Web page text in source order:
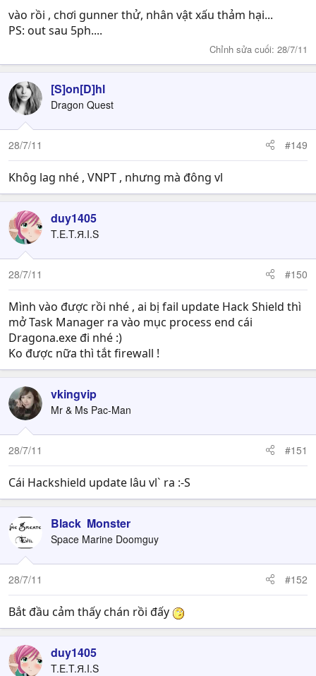
vào rồi , chơi gunner thử, nhân vật xấu thảm hại...
PS: out sau 5ph....
Chỉnh sửa cuối: 28/7/11
[S]on[D]hl
Dragon Quest
28/7/11 #149
Khôg lag nhé , VNPT , nhưng mà đông vl
duy1405
T.E.T.Я.I.S
28/7/11 #150
Mình vào được rồi nhé , ai bị fail update Hack Shield thì
mở Task Manager ra vào mục process end cái
Dragona.exe đi nhé :)
Ko được nữa thì tắt firewall !
vkingvip
Mr & Ms Pac-Man
28/7/11 #151
Cái Hackshield update lâu vl` ra :-S
Black Monster
Space Marine Doomguy
28/7/11 #152
Bắt đầu cảm thấy chán rồi đấy
duy1405
T.E.T.Я.I.S